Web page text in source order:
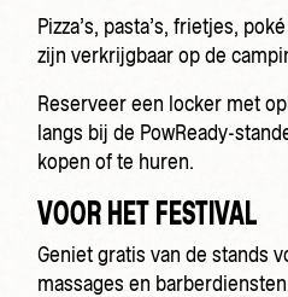
Pizza’s, pasta’s, frietjes,
zijn verkrijgbaar op de
Reserveer een locker met
langs bij de PowReady-
kopen of te huren.
VOOR HET FESTIVAL
Geniet gratis van de stands
massages en